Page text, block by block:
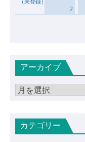
アーカイブ
ア
イカテゴリー